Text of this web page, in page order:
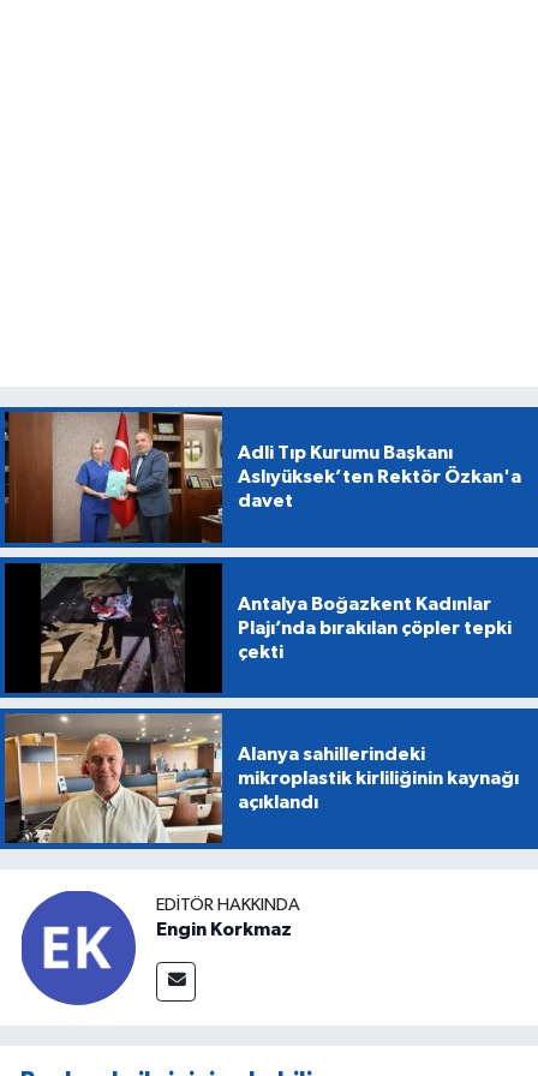
Adli Tıp Kurumu Başkanı
Aslıyüksek’ten Rektör Özkan'a
davet
Antalya Boğazkent Kadınlar
Plajı’nda bırakılan çöpler tepki
çekti
Alanya sahillerindeki
mikroplastik kirliliğinin kaynağı
açıklandı
EDITÖR HAKKINDA
Engin Korkmaz